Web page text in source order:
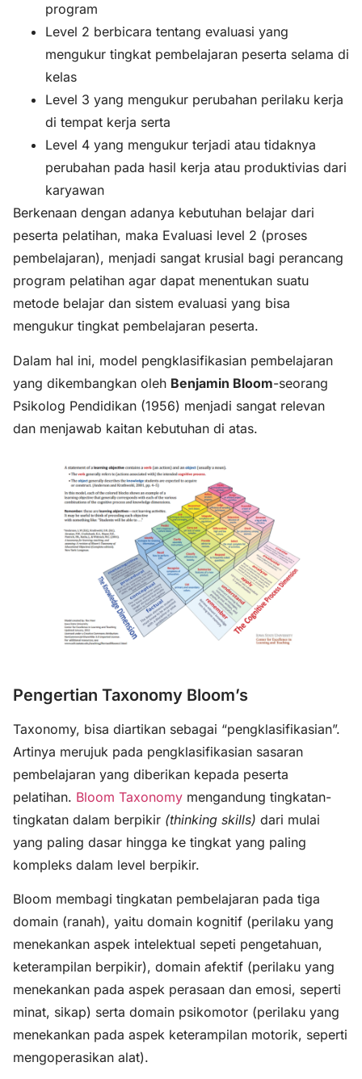
program
Level 2 berbicara tentang evaluasi yang
mengukur tingkat pembelajaran peserta selama di
kelas
Level 3 yang mengukur perubahan perilaku kerja
di tempat kerja serta
Level 4 yang mengukur terjadi atau tidaknya
perubahan pada hasil kerja atau produktivias dari
karyawan
Berkenaan dengan adanya kebutuhan belajar dari
peserta pelatihan, maka Evaluasi level 2 (proses
pembelajaran), menjadi sangat krusial bagi perancang
program pelatihan agar dapat menentukan suatu
metode belajar dan sistem evaluasi yang bisa
mengukur tingkat pembelajaran peserta.
Dalam hal ini, model pengklasifikasian pembelajaran
yang dikembangkan oleh Benjamin Bloom-seorang
Psikolog Pendidikan (1956) menjadi sangat relevan
dan menjawab kaitan kebutuhan di atas.
Pengertian Taxonomy Bloom’s
Taxonomy, bisa diartikan sebagai “pengklasifikasian”.
Artinya merujuk pada pengklasifikasian sasaran
pembelajaran yang diberikan kepada peserta
pelatihan. Bloom Taxonomy mengandung tingkatan-
tingkatan dalam berpikir (thinking skills) dari mulai
yang paling dasar hingga ke tingkat yang paling
kompleks dalam level berpikir.
Bloom membagi tingkatan pembelajaran pada tiga
domain (ranah), yaitu domain kognitif (perilaku yang
menekankan aspek intelektual sepeti pengetahuan,
keterampilan berpikir), domain afektif (perilaku yang
menekankan pada aspek perasaan dan emosi, seperti
minat, sikap) serta domain psikomotor (perilaku yang
menekankan pada aspek keterampilan motorik, seperti
mengoperasikan alat).